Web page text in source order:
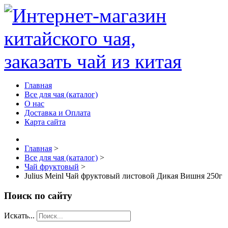
Главная
Все для чая (каталог)
О нас
Доставка и Оплата
Карта сайта
Главная >
Все для чая (каталог) >
Чай фруктовый >
Julius Meinl Чай фруктовый листовой Дикая Вишня 250г
Поиск по сайту
Искать...